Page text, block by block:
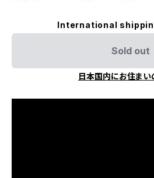
International
Sold out
日本国内にお住まい